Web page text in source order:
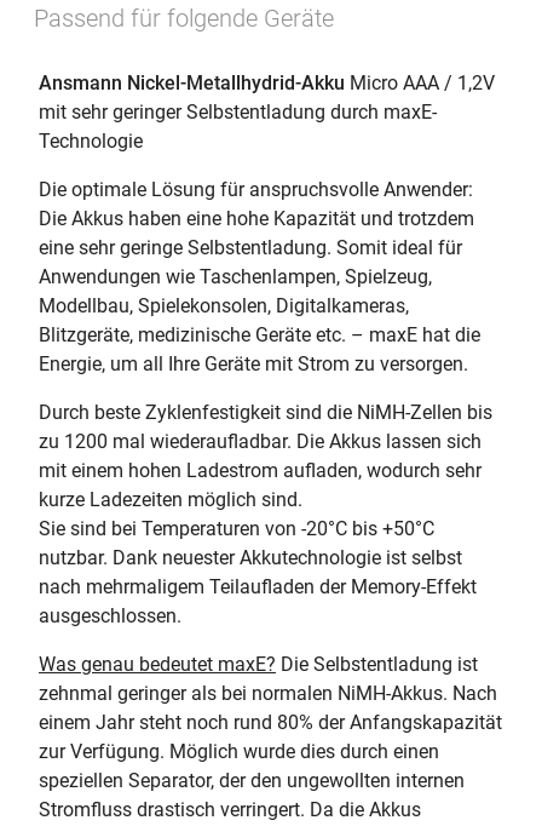
Passend für folgende Geräte
Ansmann Nickel-Metallhydrid-Akku Micro AAA / 1,2V
mit sehr geringer Selbstentladung durch maxE-
Technologie
Die optimale Lösung für anspruchsvolle Anwender:
Die Akkus haben eine hohe Kapazität und trotzdem
eine sehr geringe Selbstentladung. Somit ideal für
Anwendungen wie Taschenlampen, Spielzeug,
Modellbau, Spielekonsolen, Digitalkameras,
Blitzgeräte, medizinische Geräte etc. – maxE hat die
Energie, um all Ihre Geräte mit Strom zu versorgen.
Durch beste Zyklenfestigkeit sind die NiMH-Zellen bis
zu 1200 mal wiederaufladbar. Die Akkus lassen sich
mit einem hohen Ladestrom aufladen, wodurch sehr
kurze Ladezeiten möglich sind.
Sie sind bei Temperaturen von -20°C bis +50°C
nutzbar. Dank neuester Akkutechnologie ist selbst
nach mehrmaligem Teilaufladen der Memory-Effekt
ausgeschlossen.
Was genau bedeutet maxE? Die Selbstentladung ist
zehnmal geringer als bei normalen NiMH-Akkus. Nach
einem Jahr steht noch rund 80% der Anfangskapazität
zur Verfügung. Möglich wurde dies durch einen
speziellen Separator, der den ungewollten internen
Stromfluss drastisch verringert. Da die Akkus